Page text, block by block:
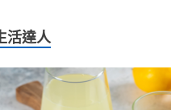
活達人